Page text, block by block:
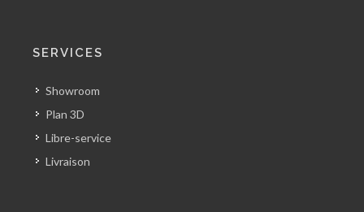
SERVICES
Showroom
Plan 3D
Libre-service
Livraison